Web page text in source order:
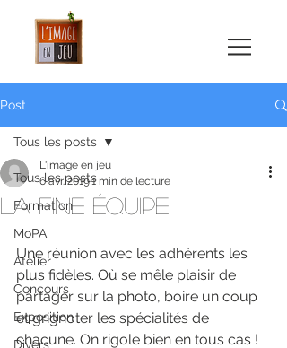
Post
Tous les posts
Formation
MoPA
Atelier
Concours
Exposition
Divers
Tous les posts
La fine équipe !
L'image en jeu
6 avr. 20191 min de lecture
Une réunion avec les adhérents les
plus fidèles. Où se mêle plaisir de
partager sur la photo, boire un coup
et grignoter les spécialités de
chacune. On rigole bien en tous cas !